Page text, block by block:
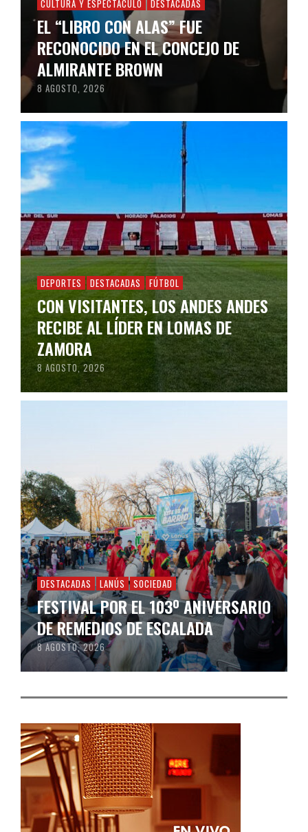
CULTURA Y ESPECTÁCULO
DESTACADAS
EL “LIBRO CON ALAS” FUE
RECONOCIDO EN EL CONCEJO DE
ALMIRANTE BROWN
8 AGOSTO, 2026
DEPORTES DESTACADAS FÚTBOL
CON VISITANTES, LOS ANDES ANDES
RECIBE AL LÍDER EN LOMAS DE
ZAMORA
8 AGOSTO, 2026
DESTACADAS LANÚS SOCIEDAD
FESTIVAL POR EL 103º ANIVERSARIO
DE REMEDIOS DE ESCALADA
8 AGOSTO, 2026